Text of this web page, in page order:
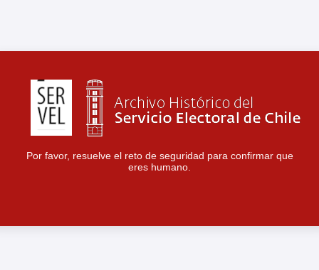
Por favor, resuelve el reto de seguridad para confirmar que
eres humano.